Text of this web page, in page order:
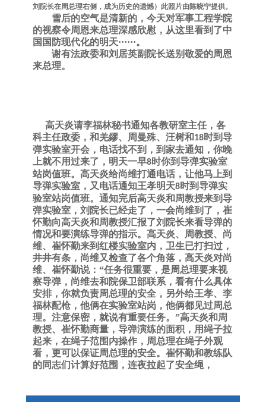
刘院长在周总理右侧，成为历史的遗憾）此照片由陈晓宁提供。
雪后的空气是清新的，今天对军事工程学院
的视察令周恩来总理深感欣慰，从这里看到了中
国国防现代化的明天······。
谢有法政委和刘居英副院长送别敬爱的周恩
来总理。
高天炎请李福林秘书通知各教研室主任，各
科主任政委，和羌鏐、 周曼殊、 汪树和18时到导
弹实验室开会，电话找不到，到家去通知，你晚
上就不用过来了，明天一早8时你到导弹实验室
站岗值班。高天炎给尚维打通电话，让他马上到
导弹实验室，又电话通知王孝明天8时到导弹实
验室站岗值班。通知完后高天炎和周教授来到导
弹实验室，刘院长已经走了，一会尚维到了，崔
怀勤向高天炎和周教授汇报了刘院长来看导弹的
情况和要演练导弹的指示。高天炎、周教授、尚
维、崔怀勤来到红楼实验室内，卫生已打扫过，
井井有条，尚维又检查了各个角落，高天炎对尚
维、崔怀勤说：“任务很重要，是周总理要来视
察导弹，尚维去和院保卫部联系，看有什么具体
安排，你就负责周总理的安全，另外给王孝、李
福林配枪，他俩在实验室站岗，他俩都见过周总
理。注意保密，就说有重要任务。”高天炎和周
教授、崔怀勤商量，导弹演练的面积，用绳子拉
起来，在绳子范围内操作，周总理在绳子外观
看，更可以保证周总理的安全。崔怀勤和教练队
的同志们计算好范围，连夜拉起了安全绳，